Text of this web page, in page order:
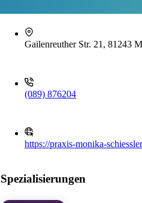
Gailenreuther Str. 21, 81243
(089) 876204
https://praxis-monika-
Spezialisierungen